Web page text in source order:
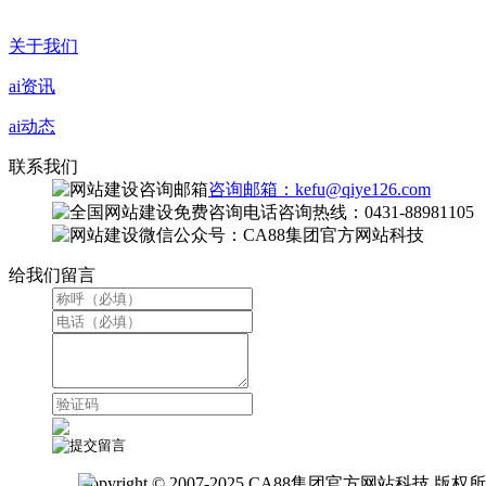
关于我们
ai资讯
ai动态
联系我们
咨询邮箱：kefu@qiye126.com
咨询热线：0431-88981105
微信公众号：CA88集团官方网站科技
给我们留言